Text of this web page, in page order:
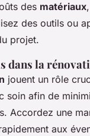
des matériaux
des outils ou
projet.
dans la
jouent un rôle
soin afin de
Accordez une
aux